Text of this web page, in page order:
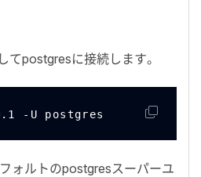
てpostgresに接続します。
-U postgres
ォルトのpostgresスーパーユ